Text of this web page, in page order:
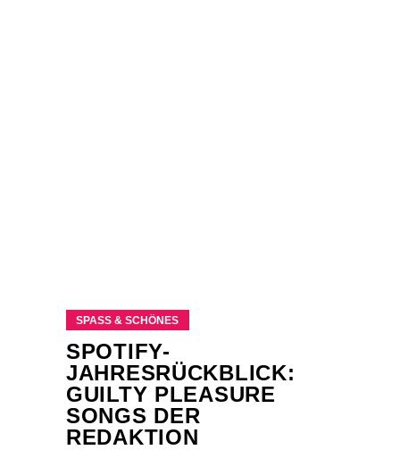
SPASS & SCHÖNES
SPOTIFY-
JAHRESRÜCKBLICK:
GUILTY PLEASURE
SONGS DER
REDAKTION